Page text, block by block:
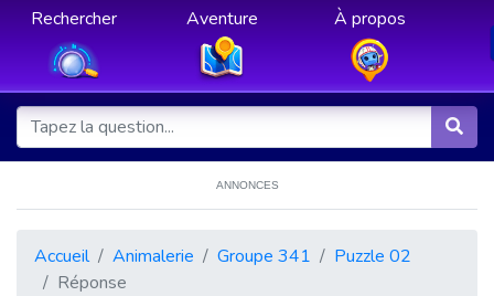
Rechercher Aventure À propos
ANNONCES
Accueil Animalerie Groupe 341
Puzzle 02
Réponse